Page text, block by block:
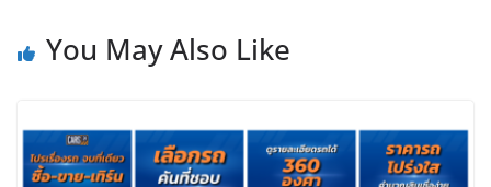
You May Also Like